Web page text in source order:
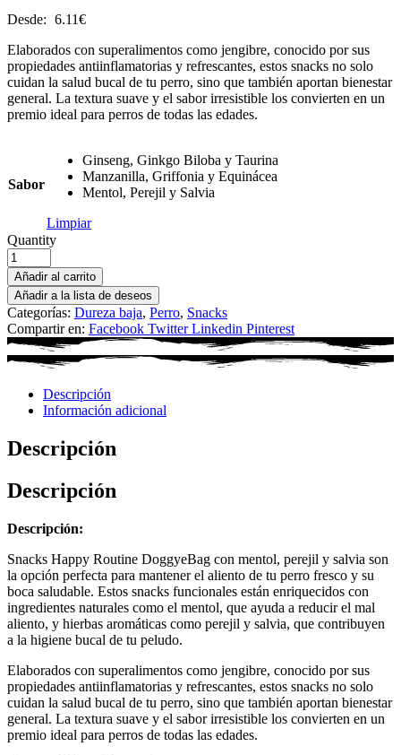
Desde: 6.11€
Elaborados con superalimentos como jengibre, conocido por sus
propiedades antiinflamatorias y refrescantes, estos snacks no solo
cuidan la salud bucal de tu perro, sino que también aportan bienestar
general. La textura suave y el sabor irresistible los convierten en un
premio ideal para perros de todas las edades.
Sabor
Ginseng, Ginkgo Biloba y Taurina
Manzanilla, Griffonia y Equinácea
Mentol, Perejil y Salvia
Limpiar
Quantity
Añadir al carrito
Añadir a la lista de deseos
Categorías: Dureza baja, Perro, Snacks
Compartir en: Facebook Twitter Linkedin Pinterest
Descripción
Información adicional
Descripción
Descripción
Descripción:
Snacks Happy Routine DoggyeBag con mentol, perejil y salvia son
la opción perfecta para mantener el aliento de tu perro fresco y su
boca saludable. Estos snacks funcionales están enriquecidos con
ingredientes naturales como el mentol, que ayuda a reducir el mal
aliento, y hierbas aromáticas como perejil y salvia, que contribuyen
a la higiene bucal de tu peludo.
Elaborados con superalimentos como jengibre, conocido por sus
propiedades antiinflamatorias y refrescantes, estos snacks no solo
cuidan la salud bucal de tu perro, sino que también aportan bienestar
general. La textura suave y el sabor irresistible los convierten en un
premio ideal para perros de todas las edades.